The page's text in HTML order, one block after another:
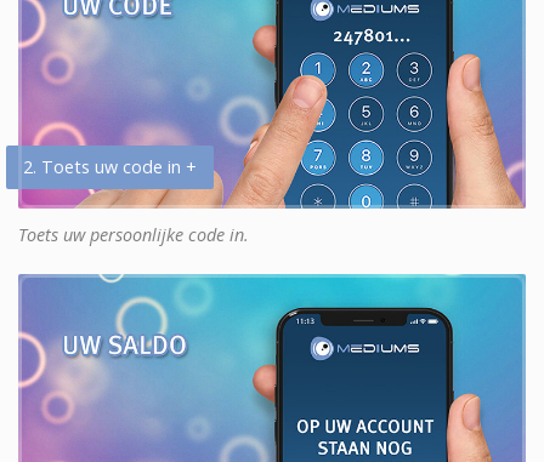
2. Toets uw code in +
Toets uw persoonlijke code in.